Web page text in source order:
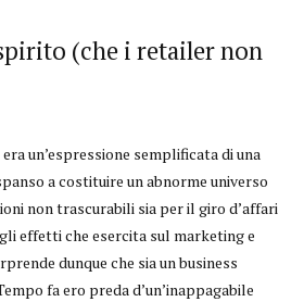
(che i retailer non
un’espressione semplificata di una
a costituire un abnorme universo
non trascurabili sia per il giro d’affari
effetti che esercita sul marketing e
dunque che sia un business
fa ero preda d’un’inappagabile